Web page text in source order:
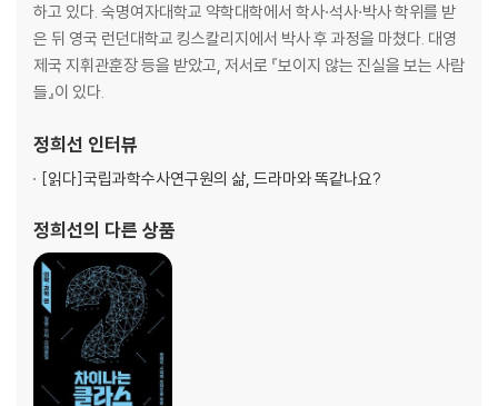
하고 있다. 숙명여자대학교 약학대학에서 학사·석사·박사 학위를 받
은 뒤 영국 런던대학교 킹스칼리지에서 박사 후 과정을 마쳤다. 대영
제국 지휘관훈장 등을 받았고, 저서로 『보이지 않는 진실을 보는 사람
들』이 있다.
정희선 인터뷰
[읽다]국립과학수사연구원의 삶, 드라마와 똑같나요?
정희선의 다른 상품